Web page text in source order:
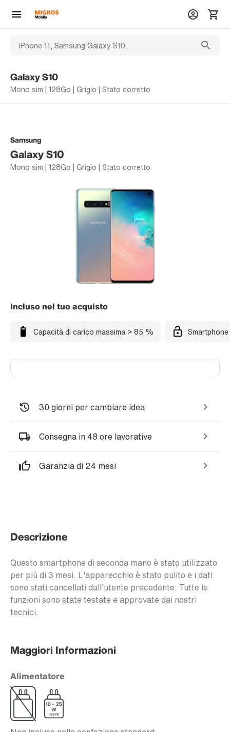
Galaxy S10
Mono sim | 128Go | Grigio | Stato corretto
Samsung
Galaxy S10
Mono sim | 128Go | Grigio | Stato corretto
Incluso nel tuo acquisto
Capacità di carico massima > 85 %
30 giorni per cambiare idea
Consegna in 48 ore lavorative
Garanzia di 24 mesi
Descrizione
Questo smartphone di seconda mano è stato utilizzato
per più di 3 mesi. L'apparecchio è stato pulito e i dati
sono stati cancellati dall'utente precedente. Tutte le
funzioni sono state testate e approvate dai nostri
tecnici.
Maggiori Informazioni
Alimentatore